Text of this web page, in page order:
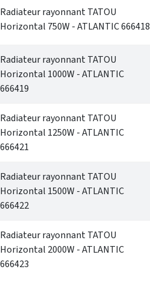
Radiateur rayonnant TATOU
Horizontal 750W - ATLANTIC 666418
Radiateur rayonnant TATOU
Horizontal 1000W - ATLANTIC
666419
Radiateur rayonnant TATOU
Horizontal 1250W - ATLANTIC
666421
Radiateur rayonnant TATOU
Horizontal 1500W - ATLANTIC
666422
Radiateur rayonnant TATOU
Horizontal 2000W - ATLANTIC
666423